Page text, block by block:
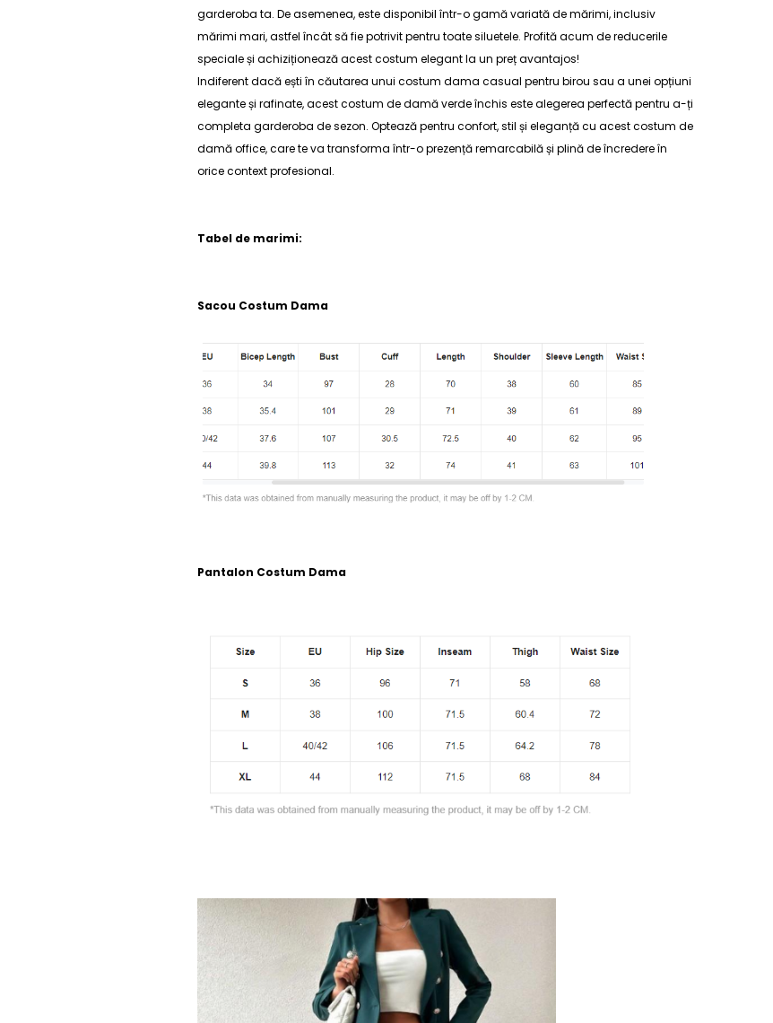
garderoba ta. De asemenea, este disponibil într-o gamă variată de mărimi, inclusiv
mărimi mari, astfel încât să fie potrivit pentru toate siluetele. Profită acum de reducerile
speciale și achiziționează acest costum elegant la un preț avantajos!
Indiferent dacă ești în căutarea unui costum dama casual pentru birou sau a unei opțiuni
elegante și rafinate, acestcostum de damă verdeînchis este alegerea perfectă pentru a-ți
completa garderoba de sezon. Optează pentru confort, stil și eleganță cu acestcostum de
damă office, care te va transforma într-o prezență remarcabilă și plină de încredere în
orice context profesional.
Tabel de marimi:
Sacou Costum Dama
Pantalon Costum Dama